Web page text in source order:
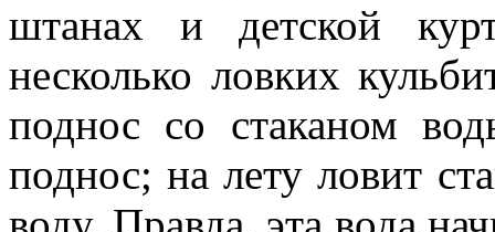
штанах и детской
несколько ловких
поднос со стаканом
поднос; на лету ловит